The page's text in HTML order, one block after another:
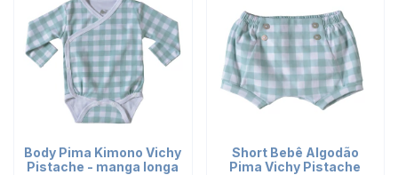
Body Pima Kimono Vichy
Pistache - manga longa
Short Bebê Algodão
Pima Vichy Pistache